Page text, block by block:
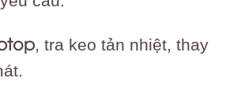
, tra keo tản nhiệt, thay